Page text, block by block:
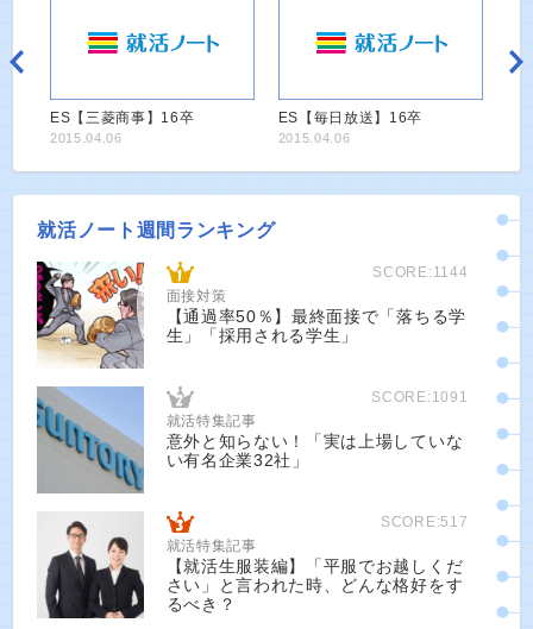
ES【三菱商事】16卒
2015.04.06
ES【毎日放送】16卒
2015.04.06
就活ノート週間ランキング
SCORE:1144
面接対策
【通過率50％】最終面接で「落ちる学
生」「採用される学生」
SCORE:1091
就活特集記事
意外と知らない！「実は上場していな
い有名企業32社」
SCORE:517
就活特集記事
【就活生服装編】「平服でお越しくだ
さい」と言われた時、どんな格好をす
るべき？